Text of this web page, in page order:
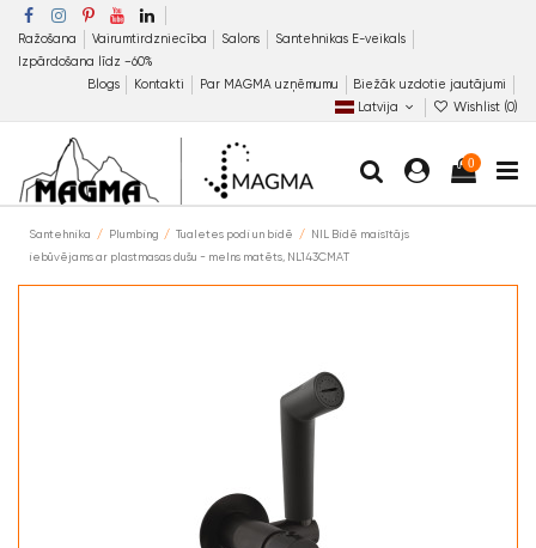
Ražošana Vairumtirdzniecība Salons
Santehnikas E-veikals
Izpārdošana līdz −60%
Blogs
Kontakti Par MAGMA uzņēmumu
Biežāk uzdotie jautājumi
Latvija
Wishlist (0)
0
Santehnika Plumbing Tualetes podi un bidē
NIL Bidē maisītājs
iebūvējams ar plastmasas dušu - melns matēts, NL143CMAT